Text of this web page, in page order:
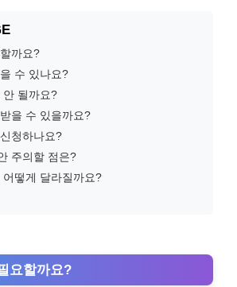
까요?
수 있나요?
안 될까요?
을 수 있을까요?
청하나요?
주의할 점은?
떻게 달라질까요?
요할까요?